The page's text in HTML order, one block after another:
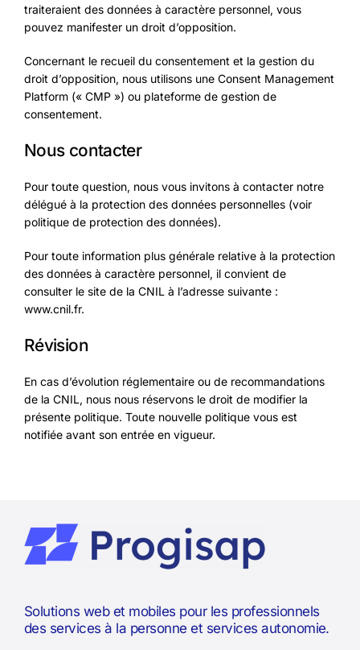
traiteraient des données à caractère personnel, vous
pouvez manifester un droit d’opposition.
Concernant le recueil du consentement et la gestion du
droit d’opposition, nous utilisons une Consent Management
Platform (« CMP ») ou plateforme de gestion de
consentement.
Nous contacter
Pour toute question, nous vous invitons à contacter notre
délégué à la protection des données personnelles (voir
politique de protection des données).
Pour toute information plus générale relative à la protection
des données à caractère personnel, il convient de
consulter le site de la CNIL à l’adresse suivante :
www.cnil.fr.
Révision
En cas d’évolution réglementaire ou de recommandations
de la CNIL, nous nous réservons le droit de modifier la
présente politique. Toute nouvelle politique vous est
notifiée avant son entrée en vigueur.
Solutions web et mobiles pour les professionnels
des services à la personne et services autonomie.